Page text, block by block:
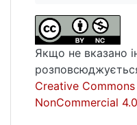
Якщо не вказано
Creative
NonCommercial